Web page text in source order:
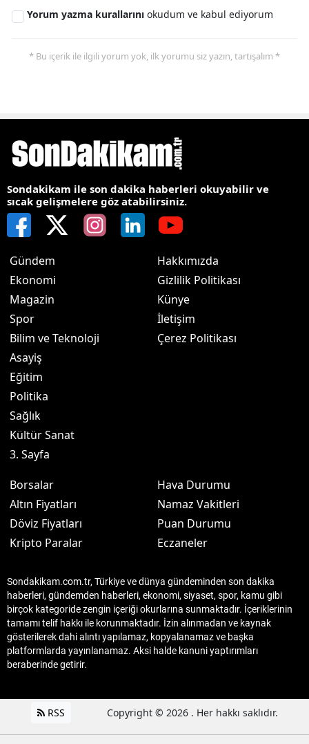
Yorum yazma kurallarını okudum ve kabul ediyorum
* Bu içerik ile ilgili yorum yok, ilk yorumu siz yazın, tartışalım *
Sondakikam ile son dakika haberleri okuyabilir ve
sıcak gelişmelere göz atabilirsiniz.
Gündem
Ekonomi
Magazin
Spor
Bilim ve Teknoloji
Asayiş
Eğitim
Politika
Sağlık
Kültür Sanat
3. Sayfa
Hakkımızda
Gizlilik Politikası
Künye
İletişim
Çerez Politikası
Borsalar
Altın Fiyatları
Döviz Fiyatları
Kripto Paralar
Hava Durumu
Namaz Vakitleri
Puan Durumu
Eczaneler
Sondakikam.com.tr, Türkiye ve dünya gündeminden son dakika
haberleri, gündemden haberleri, ekonomi, siyaset, spor, kamu gibi
birçok kategoride zengin içeriği okurlarına sunmaktadır. İçeriklerinin
tamamı telif hakkı ile korunmaktadır. İzin alınmadan ve kaynak
gösterilerek dahi alıntı yapılamaz, kopyalanamaz ve başka
platformlarda yayınlanamaz. Aksi halde kanuni yaptırımları
beraberinde getirir.
RSS Copyright © 2026 . Her hakkı saklıdır.